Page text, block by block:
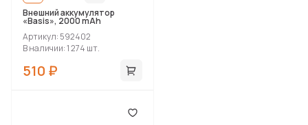
Внешний аккумулятор
«Basis», 2000 mAh
Артикул: 592402
В наличии: 1 274 шт.
510 ₽